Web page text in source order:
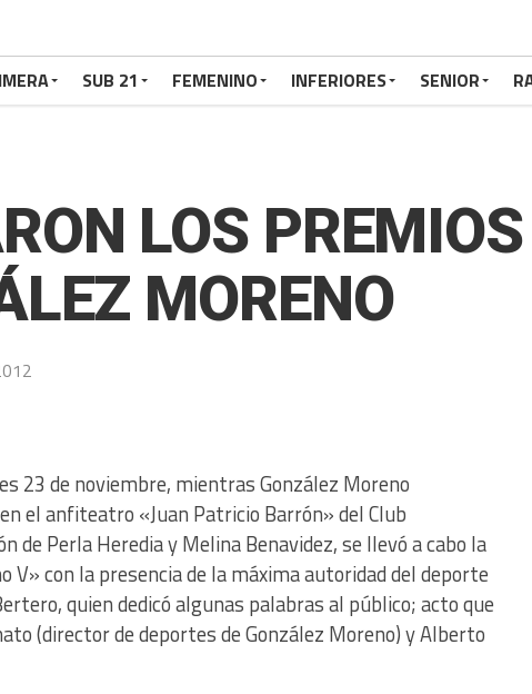
SUB 21 FEMENINO INFERIORES SENIOR
LOS
MORENO
23 de noviembre, mientras González Moreno
el anfiteatro «Juan Patricio Barrón» del Club
de Perla Heredia y Melina Benavidez, se llevó a cabo la
V» con la presencia de la máxima autoridad del deporte
quien dedicó algunas palabras al público; acto que
(director de deportes de González Moreno) y Alberto